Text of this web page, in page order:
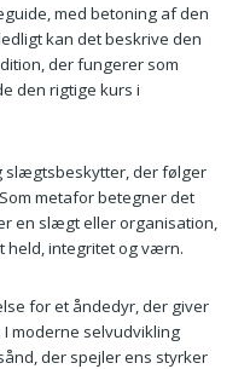
med betoning af den
kan det beskrive den
der fungerer som
den rigtige kurs i
slægtsbeskytter, der følger
metafor betegner det
en slægt eller organisation,
held, integritet og værn.
for et åndedyr, der giver
moderne selvudvikling
der spejler ens styrker